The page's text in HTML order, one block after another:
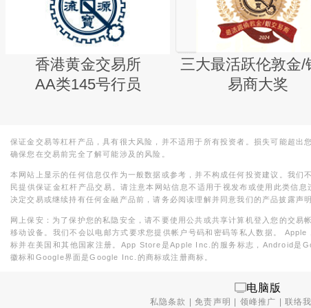
香港黄金交易所
AA类145号行员
三大最活跃伦敦金/
易商大奖
保证金交易等杠杆产品，具有很大风险，并不适用于所有投资者。损失可能超出
确保您在交易前完全了解可能涉及的风险。
本网站上显示的任何信息仅作为一般数据或参考，并不构成任何投资建议。我们
民提供保证金杠杆产品交易。请注意本网站信息不适用于视发布或使用此类信
决定交易或继续持有任何金融产品前，请务必阅读理解并同意我们的产品披露声
网上保安：为了保护您的私隐安全，请不要使用公共或共享计算机登入您的交易
移动设备。我们不会以电邮方式要求您提供帐户号码和密码等私人数据。
标并在美国和其他国家注册。App Store是Apple Inc.的服务标志，Android是
徽标和Google界面是Google Inc.的商标或注册商标。
电脑版
私隐条款 |免责声明 | 领峰推广 |联络